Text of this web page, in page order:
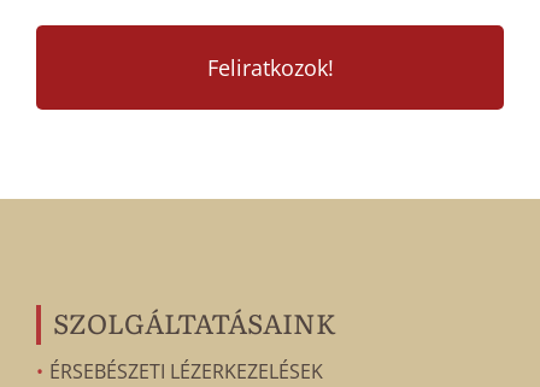
SZOLGÁLTATÁSAINK
ÉRSEBÉSZETI LÉZERKEZELÉSEK